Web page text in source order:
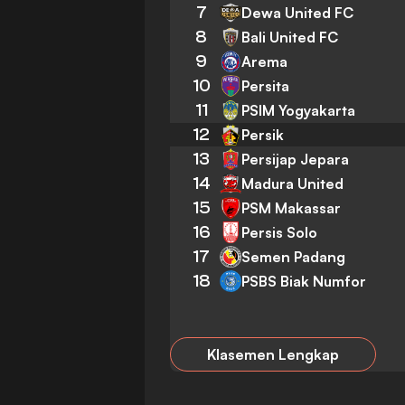
7 Dewa United FC
8 Bali United FC
9 Arema
10 Persita
11 PSIM Yogyakarta
12 Persik
13 Persijap Jepara
14 Madura United
15 PSM Makassar
16 Persis Solo
17 Semen Padang
18 PSBS Biak Numfor
Klasemen Lengkap